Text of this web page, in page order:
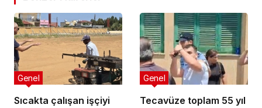
Sıcakta çalışan işçiyi
Genel
Tecavüze toplam 55 yıl
Genel